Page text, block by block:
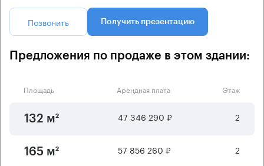
Позвонить Получить презентацию
Предложения по продаже в этом здании:
Площадь Арендная плата Этаж
132 м² 47 346 290 ₽ 2
165 м² 57 856 260 ₽ 2